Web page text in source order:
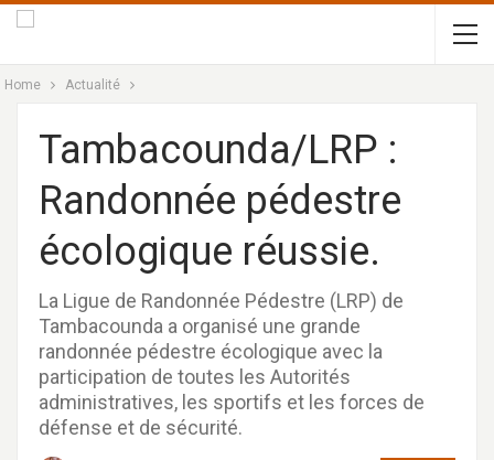
Home Actualité
Tambacounda/LRP :
Randonnée pédestre
écologique réussie.
La Ligue de Randonnée Pédestre (LRP) de
Tambacounda a organisé une grande
randonnée pédestre écologique avec la
participation de toutes les Autorités
administratives, les sportifs et les forces de
défense et de sécurité.